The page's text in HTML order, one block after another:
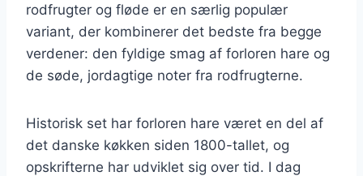
rodfrugter og fløde er en særlig populær
variant, der kombinerer det bedste fra begge
verdener: den fyldige smag af forloren hare og
de søde, jordagtige noter fra rodfrugterne.
Historisk set har forloren hare været en del af
det danske køkken siden 1800-tallet, og
opskrifterne har udviklet sig over tid. I dag